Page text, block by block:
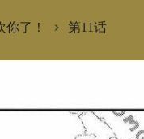
了！ 第11话